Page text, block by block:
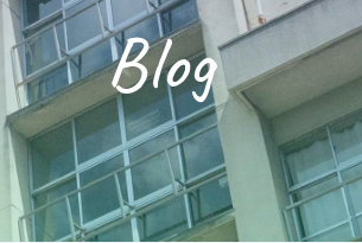
Blog